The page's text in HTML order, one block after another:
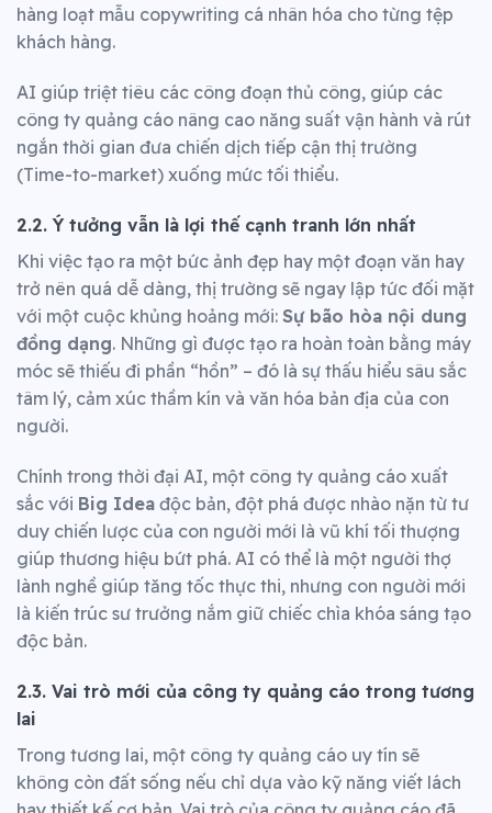
hàng loạt mẫu copywriting cá nhân hóa cho từng tệp
khách hàng.
AI giúp triệt tiêu các công đoạn thủ công, giúp các
công ty quảng cáo nâng cao năng suất vận hành và rút
ngắn thời gian đưa chiến dịch tiếp cận thị trường
(Time-to-market) xuống mức tối thiểu.
2.2. Ý tưởng vẫn là lợi thế cạnh tranh lớn nhất
Khi việc tạo ra một bức ảnh đẹp hay một đoạn văn hay
trở nên quá dễ dàng, thị trường sẽ ngay lập tức đối mặt
với một cuộc khủng hoảng mới: Sự bão hòa nội dung
đồng dạng. Những gì được tạo ra hoàn toàn bằng máy
móc sẽ thiếu đi phần “hồn” – đó là sự thấu hiểu sâu sắc
tâm lý, cảm xúc thầm kín và văn hóa bản địa của con
người.
Chính trong thời đại AI, một công ty quảng cáo xuất
sắc với Big Idea độc bản, đột phá được nhào nặn từ tư
duy chiến lược của con người mới là vũ khí tối thượng
giúp thương hiệu bứt phá. AI có thể là một người thợ
lành nghề giúp tăng tốc thực thi, nhưng con người mới
là kiến trúc sư trưởng nắm giữ chiếc chìa khóa sáng tạo
độc bản.
2.3. Vai trò mới của công ty quảng cáo trong tương
lai
Trong tương lai, một công ty quảng cáo uy tín sẽ
không còn đất sống nếu chỉ dựa vào kỹ năng viết lách